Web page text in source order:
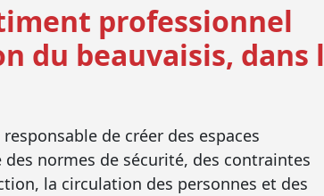
professionnel
du beauvaisis, dans
de créer des espaces
normes de sécurité, des contraintes
la circulation des personnes et des